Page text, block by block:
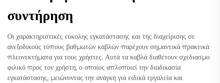
συντήρηση
Οι χαρακτηριστικές εύκολης εγκατάστασης και της διαχείρισης σε
ανεξοδικούς τύπους βαθμωτών καβλών παρέχουν σημαντικά πρακτικά
πλεονεκτήματα για τους χρήστες. Αυτά τα καβλά διαθέτουν σχεδιασμο
φιλικό προς τον χρήστη, ο οποίος απλοποιεί την διαδικασία
εγκατάστασης, μειώνοντας την ανάγκη για ειδικά εργαλεία και